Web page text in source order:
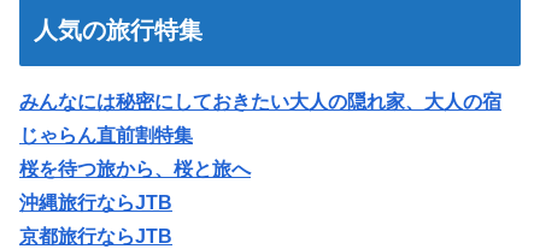
人気の旅行特集
みんなには秘密にしておきたい大人の隠れ家、大人の宿
じゃらん直前割特集
桜を待つ旅から、桜と旅へ
沖縄旅行ならJTB
京都旅行ならJTB